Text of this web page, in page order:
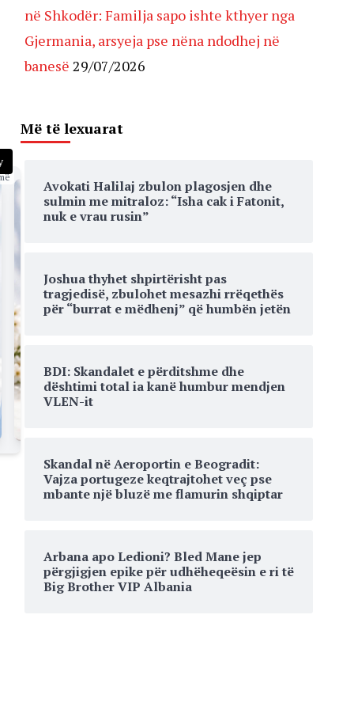
në Shkodër: Familja sapo ishte kthyer nga
Gjermania, arsyeja pse nëna ndodhej në
banesë 29/07/2026
Më të lexuarat
Avokati Halilaj zbulon plagosjen dhe
sulmin me mitraloz: “Isha cak i Fatonit,
nuk e vrau rusin”
Joshua thyhet shpirtërisht pas
tragjedisë, zbulohet mesazhi rrëqethës
për “burrat e mëdhenj” që humbën jetën
BDI: Skandalet e përditshme dhe
dështimi total ia kanë humbur mendjen
VLEN-it
Skandal në Aeroportin e Beogradit:
Vajza portugeze keqtrajtohet veç pse
mbante një bluzë me flamurin shqiptar
Arbana apo Ledioni? Bled Mane jep
përgjigjen epike për udhëheqeësin e ri të
Big Brother VIP Albania